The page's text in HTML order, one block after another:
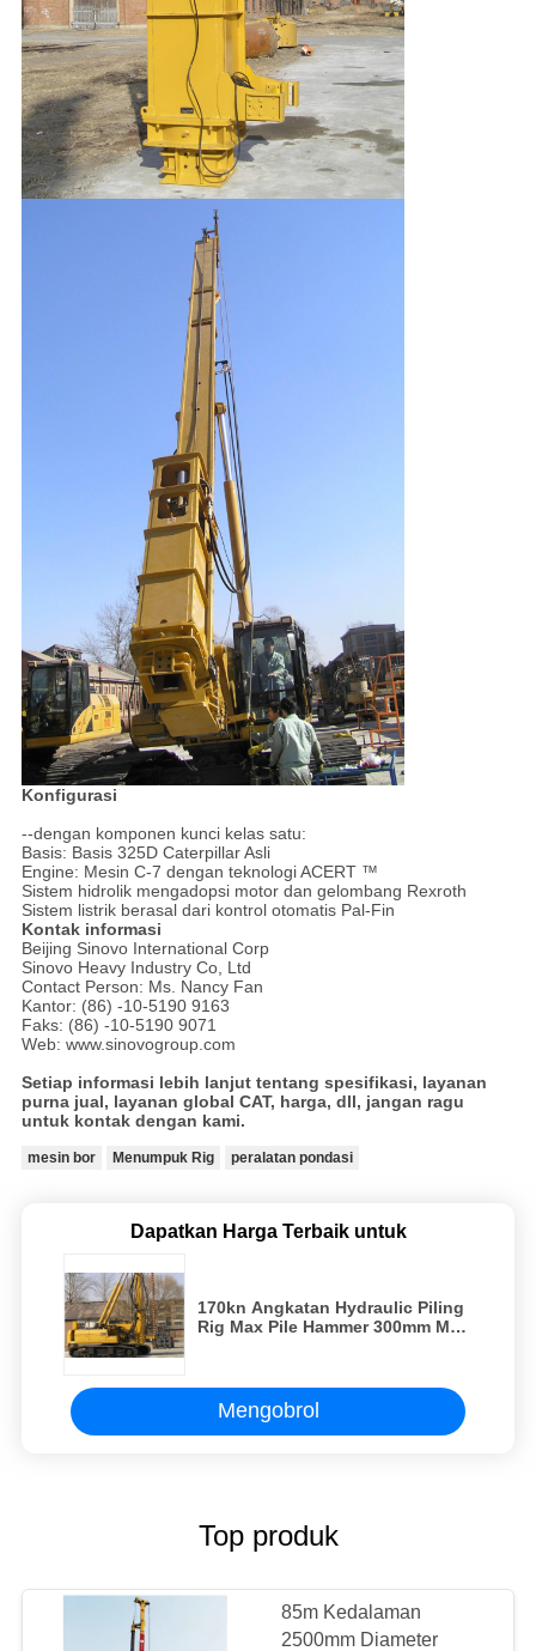
Konfigurasi
--dengan komponen kunci kelas satu:
Basis: Basis 325D Caterpillar Asli
Engine: Mesin C-7 dengan teknologi ACERT ™
Sistem hidrolik mengadopsi motor dan gelombang Rexroth
Sistem listrik berasal dari kontrol otomatis Pal-Fin
Kontak informasi
Beijing Sinovo International Corp
Sinovo Heavy Industry Co, Ltd
Contact Person: Ms. Nancy Fan
Kantor: (86) -10-5190 9163
Faks: (86) -10-5190 9071
Web: www.sinovogroup.com
Setiap informasi lebih lanjut tentang spesifikasi, layanan
purna jual, layanan global CAT, harga, dll, jangan ragu
untuk kontak dengan kami.
mesin bor Menumpuk Rig peralatan pondasi
Dapatkan Harga Terbaik untuk
170kn Angkatan Hydraulic Piling
Rig Max Pile Hammer 300mm Max
Mengobrol
Top produk
85m Kedalaman
2500mm Diameter